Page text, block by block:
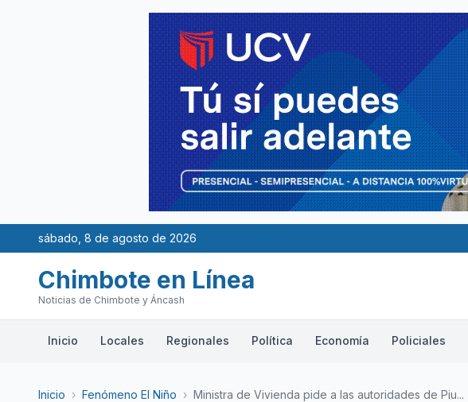
sábado, 8 de agosto de 2026
Chimbote en Línea
Noticias de Chimbote y Áncash
Inicio Locales Regionales Política Economía Policiales
Inicio › Fenómeno El Niño › Ministra de Vivienda pide a las autoridades de Piu...